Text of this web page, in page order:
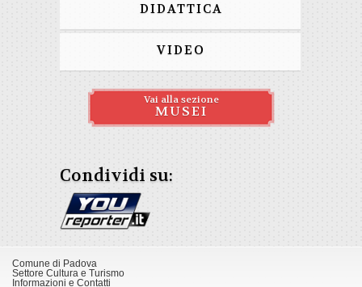
DIDATTICA
VIDEO
Vai alla sezione
MUSEI
Condividi su:
Comune di Padova
Settore Cultura e Turismo
Informazioni e Contatti